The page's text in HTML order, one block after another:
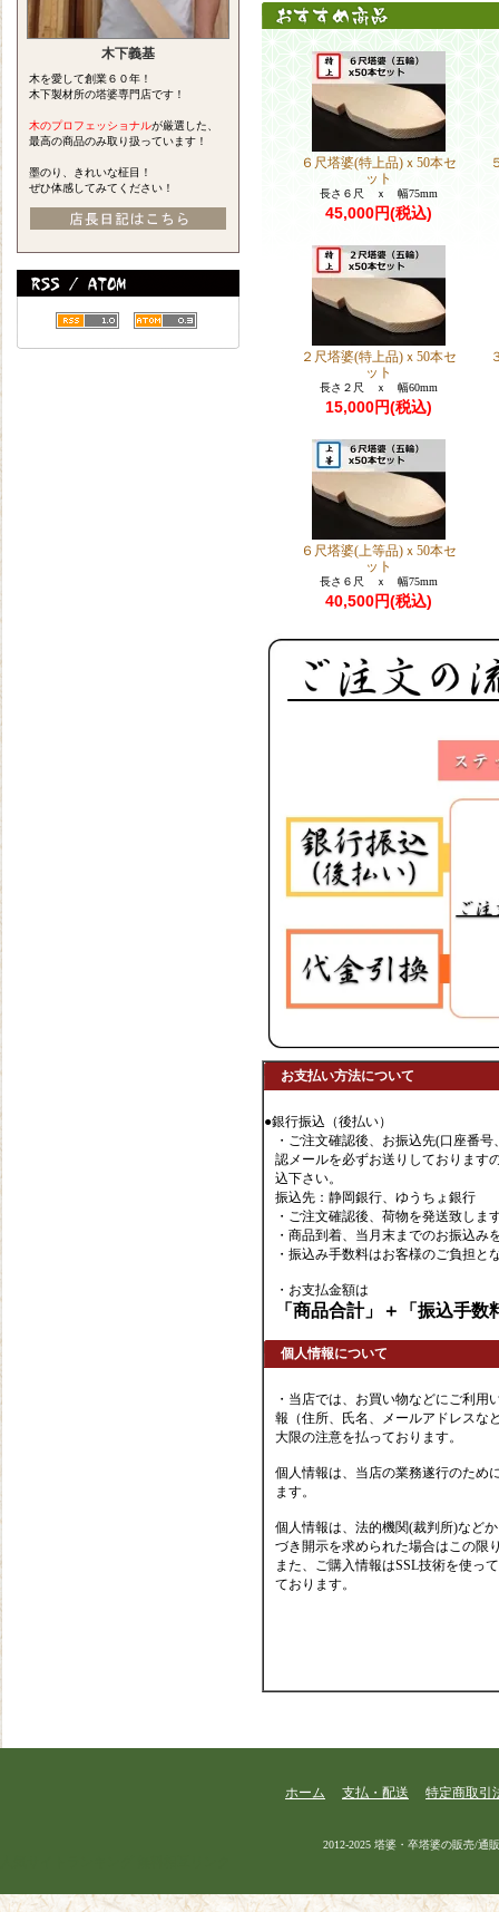
木下義基
木を愛して創業６０年！
木下製材所の塔婆専門店です！
木のプロフェッショナルが厳選した、
最高の商品のみ取り扱っています！
墨のり、きれいな柾目！
ぜひ体感してみてください！
６尺塔婆(特上品)ｘ50本セ
ット
長さ６尺 ｘ 幅75mm
45,000円(税込)
２尺塔婆(特上品)ｘ50本セ
ット
長さ２尺 ｘ 幅60mm
15,000円(税込)
６尺塔婆(上等品)ｘ50本セ
ット
長さ６尺 ｘ 幅75mm
40,500円(税込)
お支払い方法について
●銀行振込（後払い）
・ご注文確認後、お振込先(口座番
認メールを必ずお送りしております
込下さい。
振込先：静岡銀行、ゆうちょ銀行
・ご注文確認後、荷物を発送致しま
・商品到着、当月末までのお振込み
・振込み手数料はお客様のご負担と
・お支払金額は
「商品合計」＋「振込手数
個人情報について
・当店では、お買い物などにご利用
報（住所、氏名、メールアドレスな
大限の注意を払っております。
個人情報は、当店の業務遂行のため
ます。
個人情報は、法的機関(裁判所)など
づき開示を求められた場合はこの限
また、ご購入情報はSSL技術を使っ
ております。
ホーム 支払・配送 特定商取引
2012-2025 塔婆・卒塔婆の販売/通